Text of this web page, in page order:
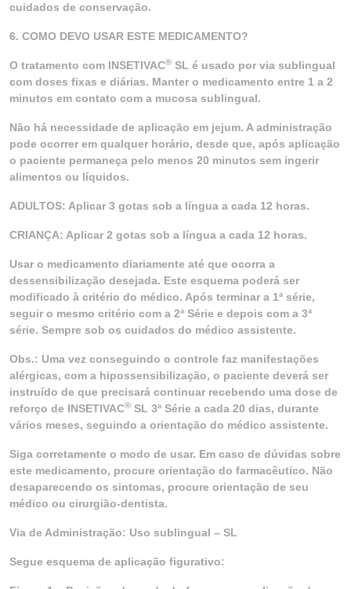
cuidados de conservação.
6. COMO DEVO USAR ESTE MEDICAMENTO?
O tratamento com INSETIVAC® SL é usado por via sublingual
com doses fixas e diárias. Manter o medicamento entre 1 a 2
minutos em contato com a mucosa sublingual.
Não há necessidade de aplicação em jejum. A administração
pode ocorrer em qualquer horário, desde que, após aplicação
o paciente permaneça pelo menos 20 minutos sem ingerir
alimentos ou líquidos.
ADULTOS: Aplicar 3 gotas sob a língua a cada 12 horas.
CRIANÇA: Aplicar 2 gotas sob a língua a cada 12 horas.
Usar o medicamento diariamente até que ocorra a
dessensibilização desejada. Este esquema poderá ser
modificado à critério do médico. Após terminar a 1ª série,
seguir o mesmo critério com a 2ª Série e depois com a 3ª
série. Sempre sob os cuidados do médico assistente.
Obs.: Uma vez conseguindo o controle faz manifestações
alérgicas, com a hipossensibilização, o paciente deverá ser
instruído de que precisará continuar recebendo uma dose de
reforço de INSETIVAC® SL 3ª Série a cada 20 dias, durante
vários meses, seguindo a orientação do médico assistente.
Siga corretamente o modo de usar. Em caso de dúvidas sobre
este medicamento, procure orientação do farmacêutico. Não
desaparecendo os sintomas, procure orientação de seu
médico ou cirurgião-dentista.
Via de Administração: Uso sublingual – SL
Segue esquema de aplicação figurativo: